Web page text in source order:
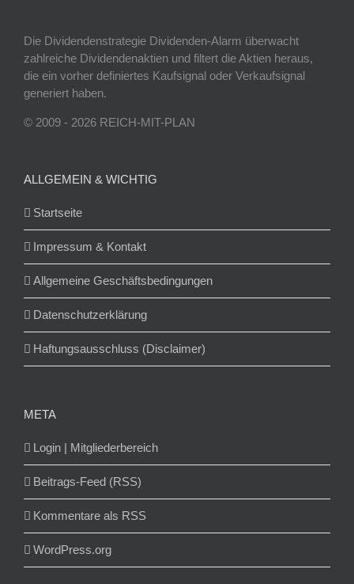
Die Dividendenstrategie Dividenden-Alarm überwacht
zahlreiche Dividendenaktien und filtert die Aktien heraus,
die ein vorher definiertes Kaufsignal oder Verkaufsignal
generiert haben.
© 2009 - 2026 REICH-MIT-PLAN
ALLGEMEIN & WICHTIG
Startseite
Impressum & Kontakt
Allgemeine Geschäftsbedingungen
Datenschutzerklärung
Haftungsausschluss (Disclaimer)
META
Login | Mitgliederbereich
Beitrags-Feed (RSS)
Kommentare als RSS
WordPress.org